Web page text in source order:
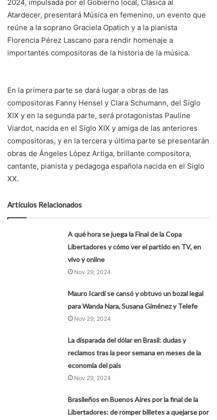
2024, impulsada por el Gobierno local, Clásica al
Atardecer, presentará Música en femenino, un evento que
reúne a la soprano Graciela Opatich y a la pianista
Florencia Pérez Lascano para rendir homenaje a
importantes compositoras de la historia de la música.
En la primera parte se dará lugar a obras de las
compositoras Fanny Hensel y Clara Schumann, del Siglo
XIX y en la segunda parte, será protagonistas Pauline
Viardot, nacida en el Siglo XIX y amiga de las anteriores
compositoras, y en la tercera y última parte se presentarán
obras de Ángeles López Artiga, brillante compositora,
cantante, pianista y pedagoga española nacida en el Siglo
XX.
Artículos Relacionados
A qué hora se juega la Final de la Copa
Libertadores y cómo ver el partido en TV, en
vivo y online
Nov 29, 2024
Mauro Icardi se cansó y obtuvo un bozal legal
para Wanda Nara, Susana Giménez y Telefe
Nov 29, 2024
La disparada del dólar en Brasil: dudas y
reclamos tras la peor semana en meses de la
economía del país
Nov 29, 2024
Brasileños en Buenos Aires por la final de la
Libertadores: de romper billetes a quejarse por